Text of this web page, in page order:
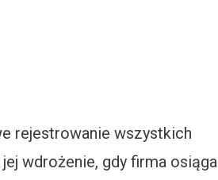
rejestrowanie wszystkich
wdrożenie, gdy firma osiąga